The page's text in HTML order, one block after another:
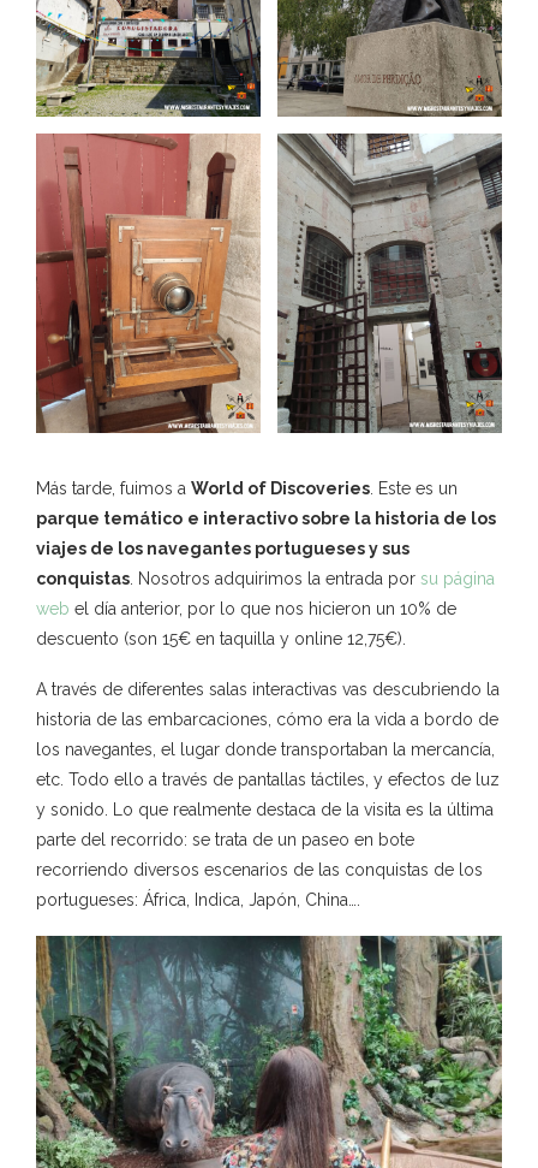
Más tarde, fuimos a World of Discoveries. Este es un
parque temático e interactivo sobre la historia de los
viajes de los navegantes portugueses y sus
conquistas. Nosotros adquirimos la entrada por su página
web el día anterior, por lo que nos hicieron un 10% de
descuento (son 15€ en taquilla y online 12,75€).
A través de diferentes salas interactivas vas descubriendo la
historia de las embarcaciones, cómo era la vida a bordo de
los navegantes, el lugar donde transportaban la mercancía,
etc. Todo ello a través de pantallas táctiles, y efectos de luz
y sonido. Lo que realmente destaca de la visita es la última
parte del recorrido: se trata de un paseo en bote
recorriendo diversos escenarios de las conquistas de los
portugueses: África, Indica, Japón, China….